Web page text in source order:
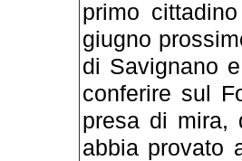
primo
giugno
di Savignano
conferire sul
presa di mira,
abbia provato